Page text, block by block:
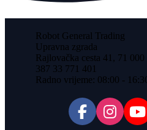
Robot General Trading
Upravna zgrada
Rajlovačka cesta 41, 71
387 33 771 401
Radno vrijeme: 08:00 -